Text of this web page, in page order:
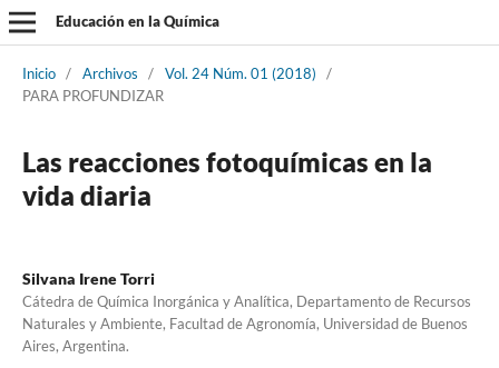
Educación en la Química
Inicio / Archivos / Vol. 24 Núm. 01 (2018)
/
PARA PROFUNDIZAR
Las reacciones fotoquímicas en la
vida diaria
Silvana Irene Torri
Cátedra de Química Inorgánica y Analítica, Departamento de Recursos
Naturales y Ambiente, Facultad de Agronomía, Universidad de Buenos
Aires, Argentina.